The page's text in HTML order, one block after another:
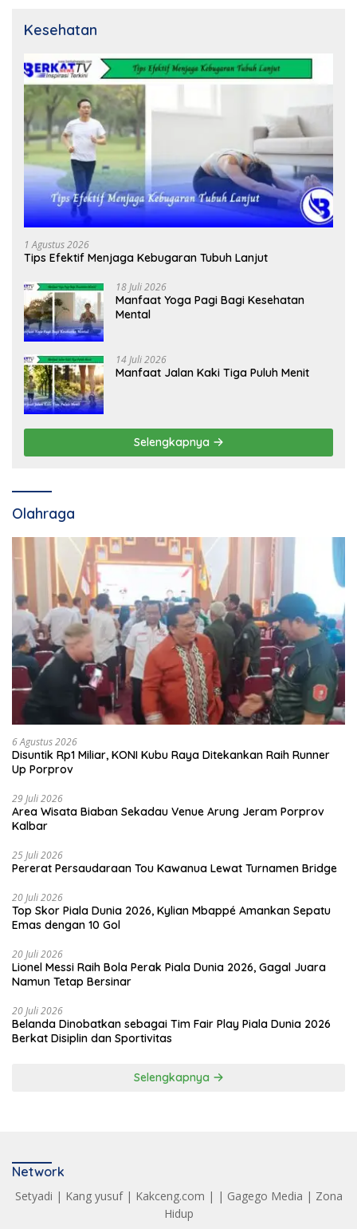
Kesehatan
1 Agustus 2026
Tips Efektif Menjaga Kebugaran Tubuh Lanjut
18 Juli 2026
Manfaat Yoga Pagi Bagi Kesehatan
Mental
14 Juli 2026
Manfaat Jalan Kaki Tiga Puluh Menit
Selengkapnya
Olahraga
6 Agustus 2026
Disuntik Rp1 Miliar, KONI Kubu Raya Ditekankan Raih Runner
Up Porprov
29 Juli 2026
Area Wisata Biaban Sekadau Venue Arung Jeram Porprov
Kalbar
25 Juli 2026
Pererat Persaudaraan Tou Kawanua Lewat Turnamen Bridge
20 Juli 2026
Top Skor Piala Dunia 2026, Kylian Mbappé Amankan Sepatu
Emas dengan 10 Gol
20 Juli 2026
Lionel Messi Raih Bola Perak Piala Dunia 2026, Gagal Juara
Namun Tetap Bersinar
20 Juli 2026
Belanda Dinobatkan sebagai Tim Fair Play Piala Dunia 2026
Berkat Disiplin dan Sportivitas
Selengkapnya
Network
Setyadi | Kang yusuf| Kakceng.com | | Gagego Media | Zona
Hidup